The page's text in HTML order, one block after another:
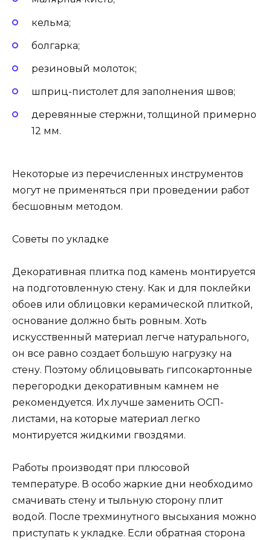
кельма;
болгарка;
резиновый молоток;
шприц-пистолет для заполнения швов;
деревянные стержни, толщиной примерно
12 мм.
Некоторые из перечисленных инструментов
могут не применяться при проведении работ
бесшовным методом.
Советы по укладке
Декоративная плитка под камень монтируется
на подготовленную стену. Как и для поклейки
обоев или облицовки керамической плиткой,
основание должно быть ровным. Хоть
искусственный материал легче натурального,
он все равно создает большую нагрузку на
стену. Поэтому облицовывать гипсокартонные
перегородки декоративным камнем не
рекомендуется. Их лучше заменить ОСП-
листами, на которые материал легко
монтируется жидкими гвоздями.
Работы производят при плюсовой
температуре. В особо жаркие дни необходимо
смачивать стену и тыльную сторону плит
водой. После трехминутного высыхания можно
приступать к укладке. Если обратная сторона